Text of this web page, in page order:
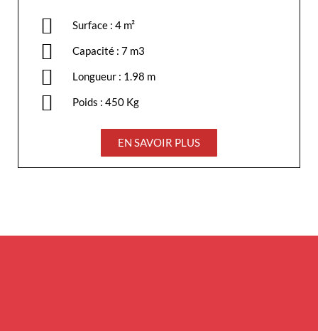
Surface : 4 m²
Capacité : 7 m3
Longueur : 1.98 m
Poids : 450 Kg
EN SAVOIR PLUS